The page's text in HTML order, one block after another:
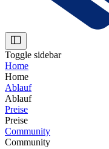
Toggle sidebar
Home
Home
Ablauf
Ablauf
Preise
Preise
Community
Community